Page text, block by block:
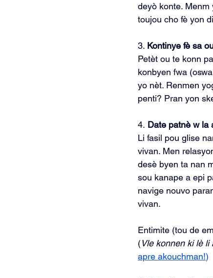
deyò konte.
toujou cho fè yon
3. Kontinye fè sa
Petèt ou te konn
konbyen fwa
yo nèt. Renmen
penti? Pran yon
4. Date patnè w la
Li fasil pou glise
vivan. Men
desè byen ta nan
sou kanape a epi
navige nouvo
vivan.
Entimite (tou de
(Vle konnen ki lè
apre akouchman!)